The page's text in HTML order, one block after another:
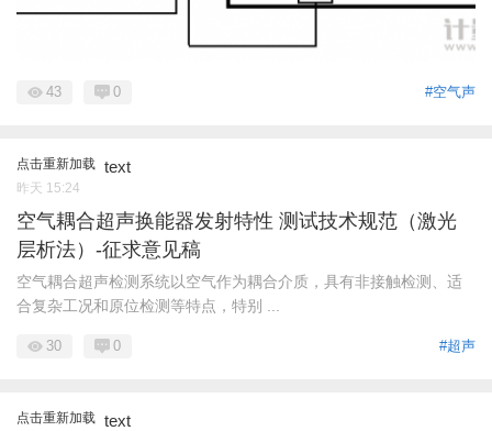
#空气声
43 0
点击重新加载 text
昨天 15:24
空气耦合超声换能器发射特性 测试技术规范（激光
层析法）-征求意见稿
空气耦合超声检测系统以空气作为耦合介质，具有非接触检测、适
合复杂工况和原位检测等特点，特别 ...
#超声
30 0
点击重新加载 text